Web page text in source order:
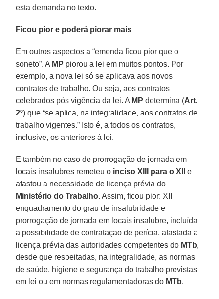
esta demanda no texto.
Ficou pior e poderá piorar mais
Em outros aspectos a “emenda ficou pior que o
soneto”. A MP piorou a lei em muitos pontos. Por
exemplo, a nova lei só se aplicava aos novos
contratos de trabalho. Ou seja, aos contratos
celebrados pós vigência da lei. A MP determina (Art.
2º) que “se aplica, na integralidade, aos contratos de
trabalho vigentes.” Isto é, a todos os contratos,
inclusive, os anteriores à lei.
E também no caso de prorrogação de jornada em
locais insalubres remeteu o inciso XIII para o XII
e
afastou a necessidade de licença prévia do
Ministério do Trabalho. Assim, ficou pior: XII
enquadramento do grau de insalubridade e
prorrogação de jornada em locais insalubre, incluída
a possibilidade de contratação de perícia, afastada a
licença prévia das autoridades competentes do MTb,
desde que respeitadas, na integralidade, as normas
de saúde, higiene e segurança do trabalho previstas
em lei ou em normas regulamentadoras do MTb.